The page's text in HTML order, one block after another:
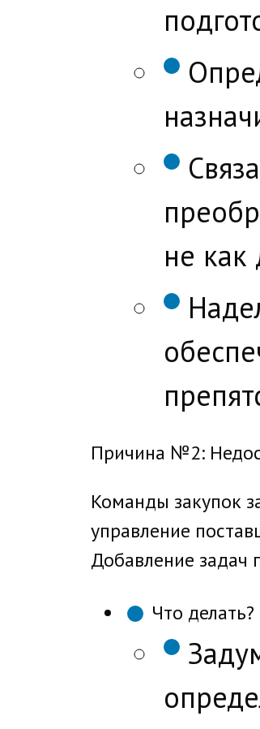
не как
Причина №2:
Команды закупок
управление
Добавление задач
Что делать?